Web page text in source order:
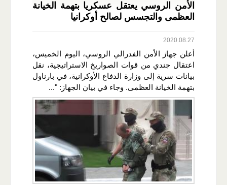
الأمن الروسي يعتقل عسكريا بتهمة الخيانة
العظمى والتجسس لصالح أوكرانيا
2020.08.27
أعلن جهاز الأمن الفدرالي الروسي، اليوم الخميس،
اعتقال جندي من قوات الصواريخ الاستراتيجية، نقل
بيانات سرية إلى وزارة الدفاع الأوكرانية، في بارناول
بتهمة الخيانة العظمى. وجاء في بيان الجهاز: "...